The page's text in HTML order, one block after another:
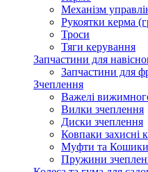
Механізм
Рукоятки керма
Троси
Тяги керування
Запчастини для
Запчастини для
Зчеплення
Важелі
Вилки зчеплення
Диски зчеплення
Ковпаки захисні
Муфти та Кошики
Пружини